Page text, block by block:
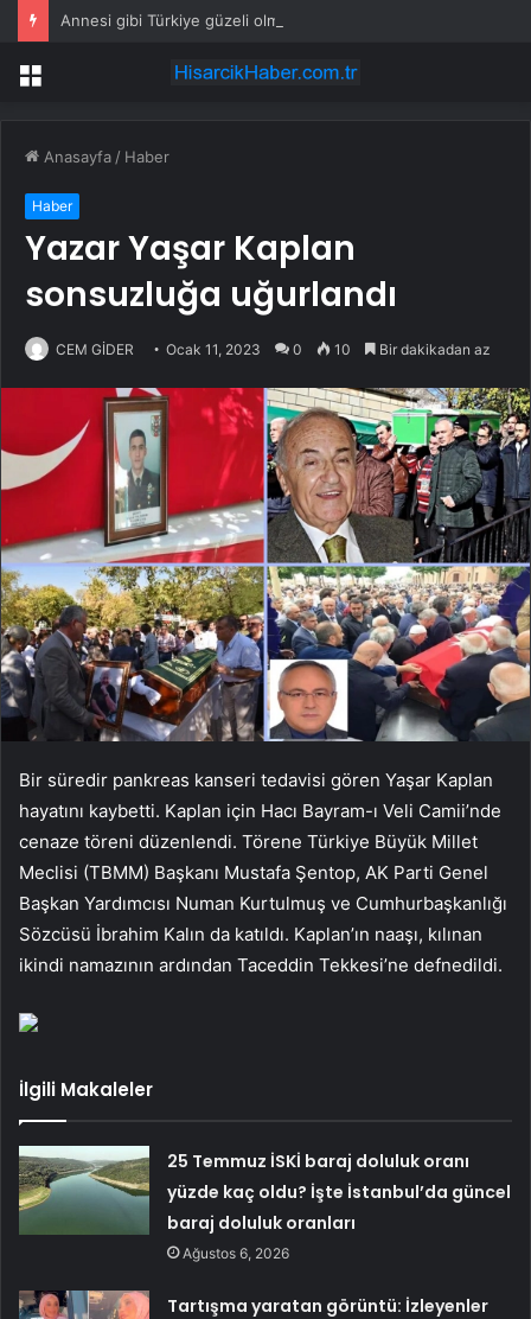
Menü
Anasayfa / Haber
Haber
Yazar Yaşar Kaplan
sonsuzluğa uğurlandı
CEM GİDER Ocak 11, 2023 0 10 Bir dakikadan az
Bir süredir pankreas kanseri tedavisi gören Yaşar Kaplan
hayatını kaybetti. Kaplan için Hacı Bayram-ı Veli Camii’nde
cenaze töreni düzenlendi. Törene Türkiye Büyük Millet
Meclisi (TBMM) Başkanı Mustafa Şentop, AK Parti Genel
Başkan Yardımcısı Numan Kurtulmuş ve Cumhurbaşkanlığı
Sözcüsü İbrahim Kalın da katıldı. Kaplan’ın naaşı, kılınan
ikindi namazının ardından Taceddin Tekkesi’ne defnedildi.
İlgili Makaleler
25 Temmuz İSKİ baraj doluluk oranı
yüzde kaç oldu? İşte İstanbul’da güncel
baraj doluluk oranları
Ağustos 6, 2026
Tartışma yaratan görüntü: İzleyenler